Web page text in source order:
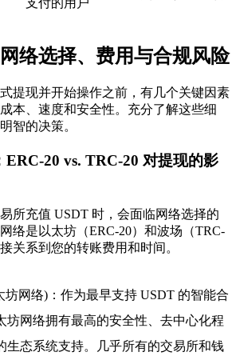
支付的用户
络选择、费用与合规风险
提现并开始操作之前，有几个关键因素
本、速度和安全性。充分了解这些细
智的决策。
20 vs. TRC-20 对提现的影
所充值 USDT 时，会面临网络选择的
络是以太坊（ERC-20）和波场（TRC-
关系到您的转账费用和时间。
坊网络) ：作为最早支持 USDT 的智能合
坊网络拥有最高的安全性、去中心化程
生态系统支持。几乎所有的交易所和钱